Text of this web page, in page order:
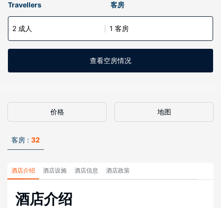
Travellers 客房
2 成人 1 客房
查看空房情况
价格 地图
客房 : 32
酒店介绍 酒店设施 酒店信息 酒店政策
酒店介绍